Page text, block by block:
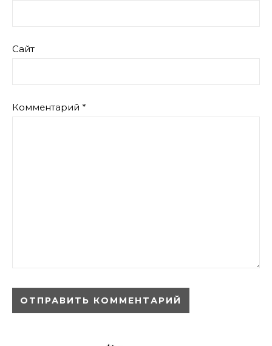
Сайт
Комментарий *